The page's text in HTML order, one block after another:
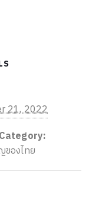
21, 2022
องไทย